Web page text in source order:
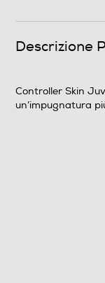
Descrizione
Controller Skin
un’impugnatura